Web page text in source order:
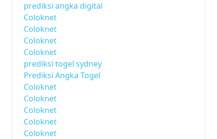
prediksi angka digital
Coloknet
Coloknet
Coloknet
Coloknet
prediksi togel sydney
Prediksi Angka Togel
Coloknet
Coloknet
Coloknet
Coloknet
Coloknet